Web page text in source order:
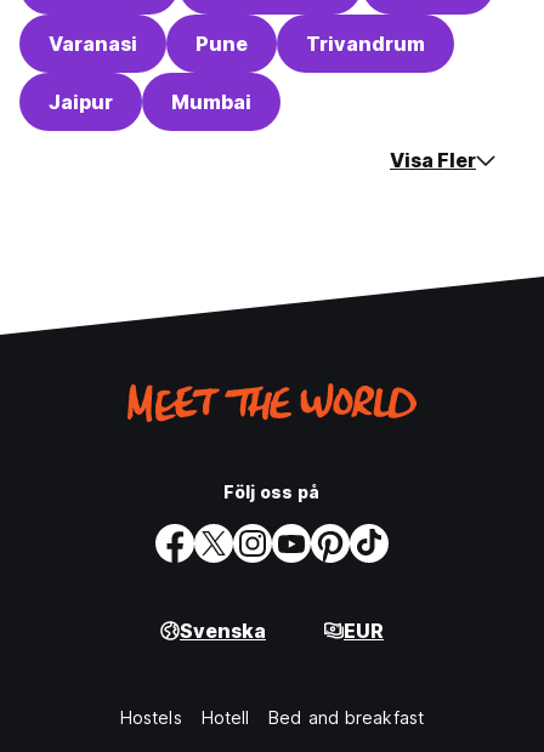
Varanasi Pune Trivandrum
Jaipur Mumbai
Visa Fler
Följ oss på
Svenska EUR
Hostels Hotell Bed and breakfast